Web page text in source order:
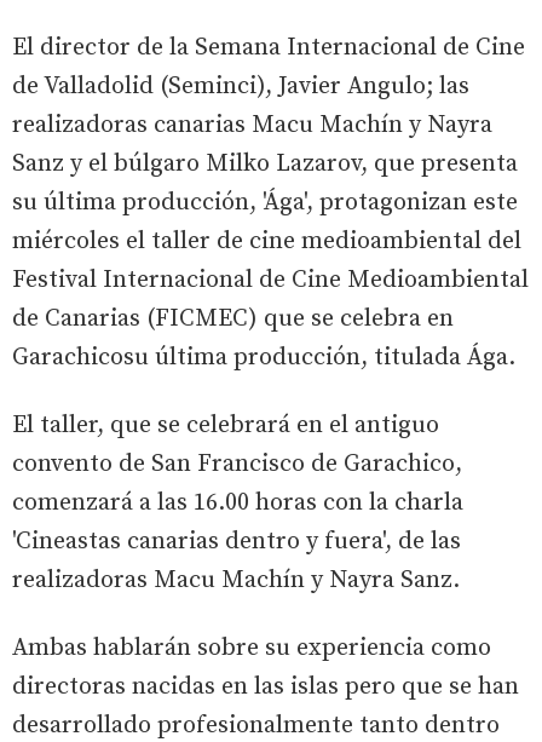
El director de la Semana Internacional de Cine
de Valladolid (Seminci), Javier Angulo; las
realizadoras canarias Macu Machín y Nayra
Sanz y el búlgaro Milko Lazarov, que presenta
su última producción, 'Ága', protagonizan este
miércoles el taller de cine medioambiental del
Festival Internacional de Cine Medioambiental
de Canarias (FICMEC) que se celebra en
Garachicosu última producción, titulada Ága.
El taller, que se celebrará en el antiguo
convento de San Francisco de Garachico,
comenzará a las 16.00 horas con la charla
'Cineastas canarias dentro y fuera', de las
realizadoras Macu Machín y Nayra Sanz.
Ambas hablarán sobre su experiencia como
directoras nacidas en las islas pero que se han
desarrollado profesionalmente tanto dentro